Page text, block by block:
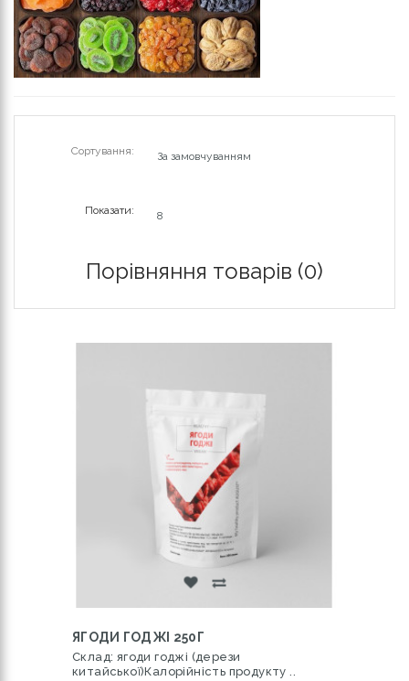
Сортування:
Показати:
Порівняння товарів (0)
ЯГОДИ ГОДЖІ 250Г
Склад: ягоди годжі (дерези
китайської)Калорійність продукту ..